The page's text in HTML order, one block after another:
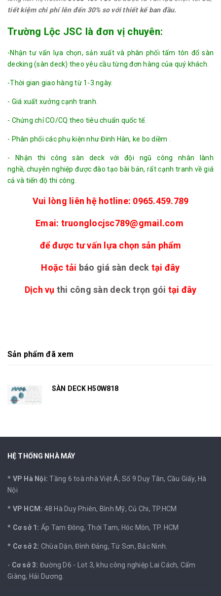
tiết kiệm chi phí lên đến 30% so với thiết kế ban đầu.
Trường Lộc JSC là đơn vị chuyên:
-Nhận tư vấn lựa chọn, sản xuất và phân phối tấm tôn đổ sàn
decking (sàn deck) theo yêu cầu từng đơn hàng của quý khách.
-Thời gian giao hàng từ 1-3 ngày.
- Giá xuất xưởng cạnh tranh.
- Chứng chỉ CO/CQ theo tiêu chuẩn quốc tế.
- Phân phối các phụ kiện như Đinh Hàn, ke bo diềm .
- Nhận thi công sàn deck với đội ngũ công nhân lành
nghề, chuyên nghiệp được đào tạo bài bản, rất cạnh tranh về giá
cả và tiến độ thi công.
Vui lòng liên hệ hotline: 0965.459.789
Emai: truonglocjsc789@gmail.com
để được tư vấn lựa chọn sản phẩm
Hoặc tải báo giá sàn deck tại đây
Dịch vụ thi công sàn deck trọn gói tại đây
Sản phẩm đã xem
SÀN DECK H50W818
HỆ THỐNG NHÀ MÁY
* VP Hà Nội: Tầng 6 toà nhà Việt Á, Số 9 Duy Tân, Cầu Giấy, Hà
Nội
* VP HCM: 48 Hà Duy Phiên, Bình Mỹ, Củ Chi, TP.HCM
* Cơ sở 1: Ấp Tam Đông, Thới Tam, Hóc Môn, TP. HCM
* Cơ sở 2: Chùa Dận, Đình Đảng, Từ Sơn, Bắc Ninh.
- Cơ sở 3: Đường D6 - Lot 3, khu công nghiệp Lai Cách, Cẩm
Giàng, Hải Dương.